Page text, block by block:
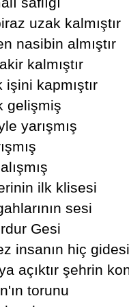
uzak kalmıştır
nasibin almıştır
kalmıştır
kapmıştır
gelişmiş
yarışmış
ilk klisesi
sesi
Gesi
insanın hiç gidesi
açıktır şehrin
torunu